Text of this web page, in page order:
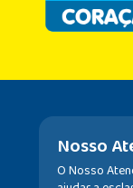
Nosso
O Nosso